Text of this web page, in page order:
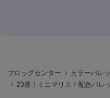
ブロッグセンター
カラーパレ
20選｜ミニマリスト配色パレ